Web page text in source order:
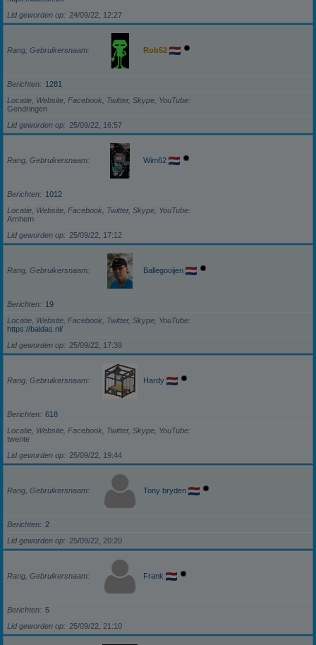
Lid geworden op
24/09/22, 12:27
Rang, Gebruikersnaam Rob52
Berichten
1281
Locatie, Website, Facebook, Twitter, Skype, YouTube
Gendringen
Lid geworden op
25/09/22, 16:57
Rang, Gebruikersnaam Wim62
Berichten
1012
Locatie, Website, Facebook, Twitter, Skype, YouTube
Arnhem
Lid geworden op
25/09/22, 17:12
Rang, Gebruikersnaam Ballegooijen
Berichten
19
Locatie, Website, Facebook, Twitter, Skype, YouTube
https://baldas.nl/
Lid geworden op
25/09/22, 17:39
Rang, Gebruikersnaam Hardy
Berichten
618
Locatie, Website, Facebook, Twitter, Skype, YouTube
twente
Lid geworden op
25/09/22, 19:44
Rang, Gebruikersnaam Tony bryden
Berichten
2
Lid geworden op
25/09/22, 20:20
Rang, Gebruikersnaam Frank
Berichten
5
Lid geworden op
25/09/22, 21:10